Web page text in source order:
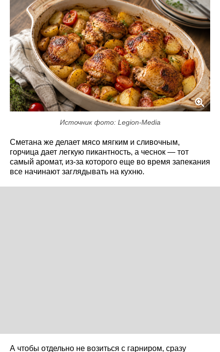
Источник фото: Legion-Media
Сметана же делает мясо мягким и сливочным,
горчица дает легкую пикантность, а чеснок — тот
самый аромат, из-за которого еще во время запекания
все начинают заглядывать на кухню.
А чтобы отдельно не возиться с гарниром, сразу